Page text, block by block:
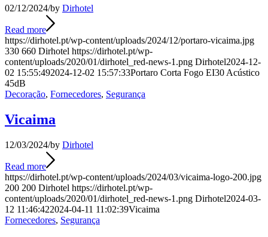
02/12/2024/by Dirhotel
Read more
https://dirhotel.pt/wp-content/uploads/2024/12/portaro-vicaima.jpg
330 660 Dirhotel https://dirhotel.pt/wp-
content/uploads/2020/01/dirhotel_red-news-1.png Dirhotel2024-12-
02 15:55:492024-12-02 15:57:33Portaro Corta Fogo EI30 Acústico
45dB
Decoração, Fornecedores, Segurança
Vicaima
12/03/2024/by Dirhotel
Read more
https://dirhotel.pt/wp-content/uploads/2024/03/vicaima-logo-200.jpg
200 200 Dirhotel https://dirhotel.pt/wp-
content/uploads/2020/01/dirhotel_red-news-1.png Dirhotel2024-03-
12 11:46:422024-04-11 11:02:39Vicaima
Fornecedores, Segurança